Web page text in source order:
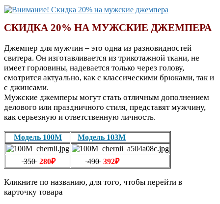
СКИДКА 20% НА МУЖСКИЕ ДЖЕМПЕРА
Джемпер для мужчин – это одна из разновидностей
свитера. Он изготавливается из трикотажной ткани, не
имеет горловины, надевается только через голову,
смотрится актуально, как с классическими брюками, так и
с джинсами.
Мужские джемперы могут стать отличным дополнением
делового или праздничного стиля, представят мужчину,
как серьезную и ответственную личность.
Модель 100M Модель 103M
350 280₽ 490 392₽
Кликните по названию, для того, чтобы перейти в
карточку товара